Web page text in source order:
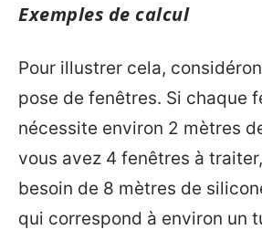
Exemples de calcul
Pour illustrer cela,
pose de fenêtres. Si chaque
nécessite environ 2 mètres
vous avez 4 fenêtres à
besoin de 8 mètres de
qui correspond à environ un